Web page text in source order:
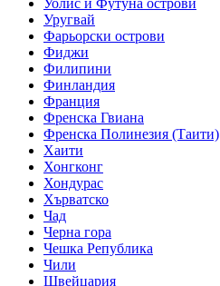
Уругвай
Фарьорски острови
Фиджи
Филипини
Финландия
Франция
Френска Гвиана
Френска Полинезия (Таити)
Хаити
Хонгконг
Хондурас
Хърватско
Чад
Черна гора
Чешка Република
Чили
Швейцария